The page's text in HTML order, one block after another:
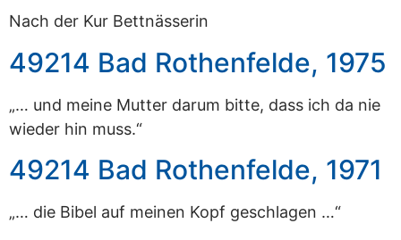
Nach der Kur Bettnässerin
49214 Bad Rothenfelde, 1975
„… und meine Mutter darum bitte, dass ich da nie
wieder hin muss.“
49214 Bad Rothenfelde, 1971
„… die Bibel auf meinen Kopf geschlagen …“